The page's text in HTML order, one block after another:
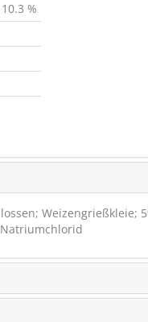
10.3 %